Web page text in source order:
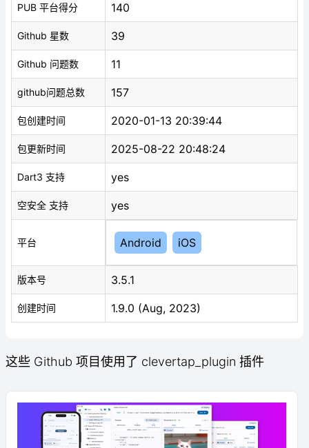
PUB 平台得分 140
Github 星数 39
Github 问题数 11
github问题总数 157
包创建时间 2020-01-13 20:39:44
包更新时间 2025-08-22 20:48:24
Dart3 支持 yes
空安全 支持 yes
平台 Android iOS
版本号 3.5.1
创建时间 1.9.0 (Aug, 2023)
这些 Github 项目使用了 clevertap_plugin 插件